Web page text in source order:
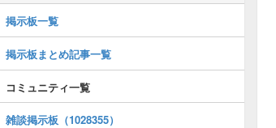
掲示板一覧
掲示板まとめ記事一覧
コミュニティ一覧
雑談掲示板（1028355）